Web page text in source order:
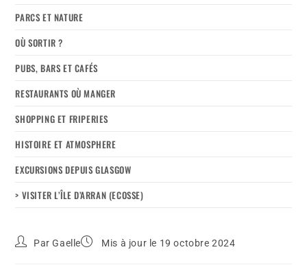
PARCS ET NATURE
OÙ SORTIR ?
PUBS, BARS ET CAFÉS
RESTAURANTS OÙ MANGER
SHOPPING ET FRIPERIES
HISTOIRE ET ATMOSPHERE
EXCURSIONS DEPUIS GLASGOW
> VISITER L’ÎLE D’ARRAN (ECOSSE)
ParGaelle Mis à jour le 19 octobre 2024